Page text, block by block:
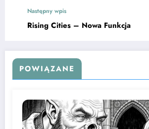
Następny wpis
Rising Cities – Nowa Funkcja
POWIĄZANE